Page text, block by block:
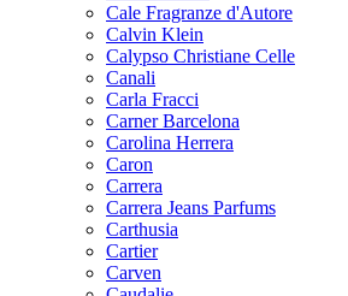
Cale Fragranze d'Autore
Calvin Klein
Calypso Christiane Celle
Canali
Carla Fracci
Carner Barcelona
Carolina Herrera
Caron
Carrera
Carrera Jeans Parfums
Carthusia
Cartier
Carven